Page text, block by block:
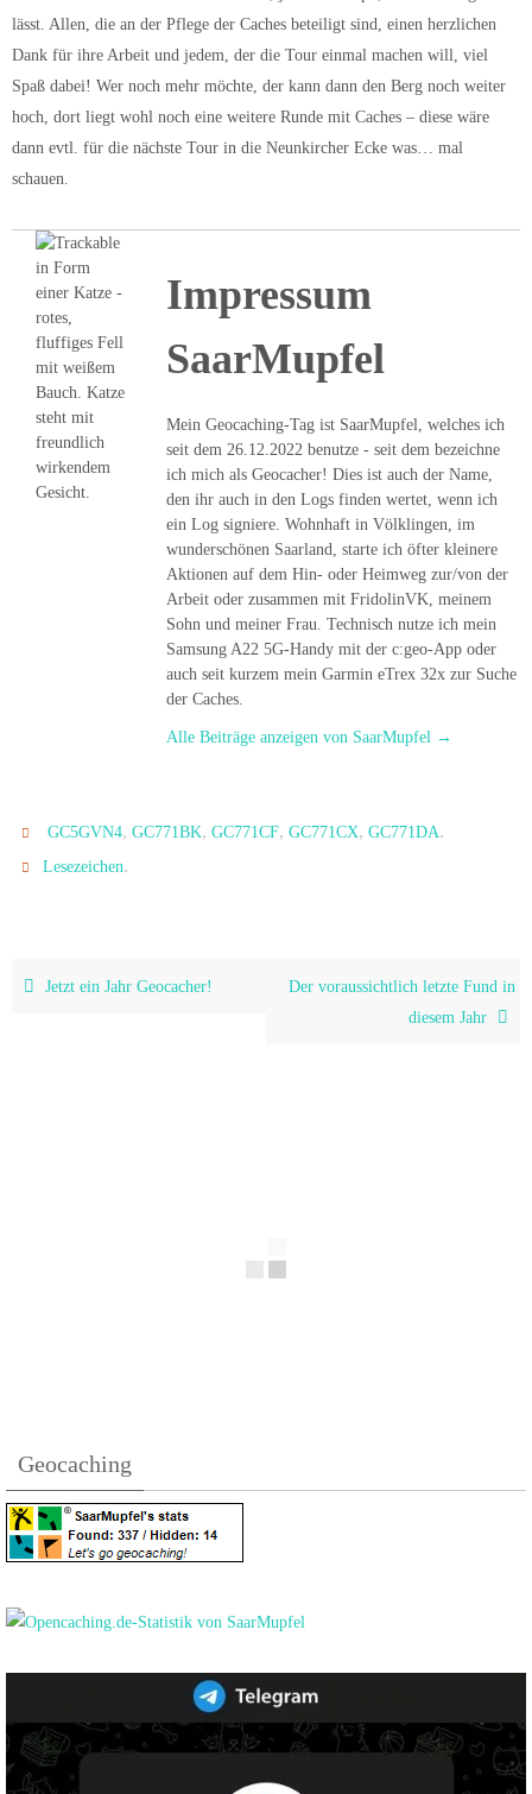
lässt. Allen, die an der Pflege der Caches beteiligt sind, einen herzlichen
Dank für ihre Arbeit und jedem, der die Tour einmal machen will, viel
Spaß dabei! Wer noch mehr möchte, der kann dann den Berg noch weiter
hoch, dort liegt wohl noch eine weitere Runde mit Caches – diese wäre
dann evtl. für die nächste Tour in die Neunkircher Ecke was… mal
schauen.
Impressum
SaarMupfel
Mein Geocaching-Tag ist SaarMupfel, welches ich
seit dem 26.12.2022 benutze - seit dem bezeichne
ich mich als Geocacher! Dies ist auch der Name,
den ihr auch in den Logs finden wertet, wenn ich
ein Log signiere. Wohnhaft in Völklingen, im
wunderschönen Saarland, starte ich öfter kleinere
Aktionen auf dem Hin- oder Heimweg zur/von der
Arbeit oder zusammen mit FridolinVK, meinem
Sohn und meiner Frau. Technisch nutze ich mein
Samsung A22 5G-Handy mit der c:geo-App oder
auch seit kurzem mein Garmin eTrex 32x zur Suche
der Caches.
Alle Beiträge anzeigen von SaarMupfel →
GC5GVN4,GC771BK,GC771CF,GC771CX,GC771DA.
Lesezeichen.
Jetzt ein Jahr Geocacher!
Der voraussichtlich letzte Fund in
diesem Jahr
Geocaching